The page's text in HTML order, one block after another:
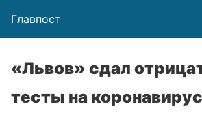
Главпост
«Львов» сдал
тесты на